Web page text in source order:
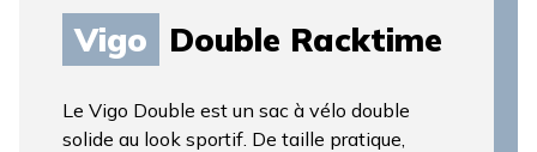
Vigo Double Racktime
Le Vigo Double est un sac à vélo double
solide au look sportif. De taille pratique,